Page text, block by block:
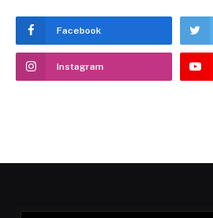
Facebook
Instagram